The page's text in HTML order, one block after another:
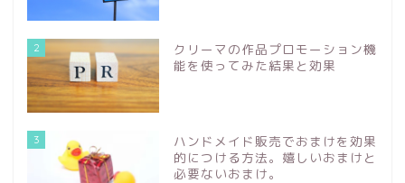
2
クリーマの作品プロモーション機
能を使ってみた結果と効果
3
ハンドメイド販売でおまけを効果
的につける方法。嬉しいおまけと
必要ないおまけ。